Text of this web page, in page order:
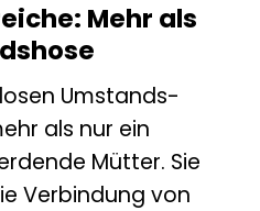
Mehr als
Umstands-
als nur ein
Mütter. Sie
Verbindung von